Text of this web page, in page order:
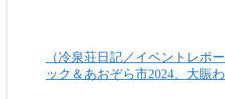
（冷泉荘日記／イベントレポ
ック＆あおぞら市2024、大賑